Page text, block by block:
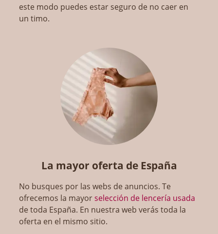
este modo puedes estar seguro de no caer en
un timo.
La mayor oferta de España
No busques por las webs de anuncios. Te
ofrecemos la mayorselección de lencería usada
de toda España. En nuestra web verás toda la
oferta en el mismo sitio.